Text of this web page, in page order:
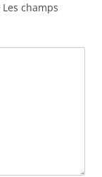
Les champs